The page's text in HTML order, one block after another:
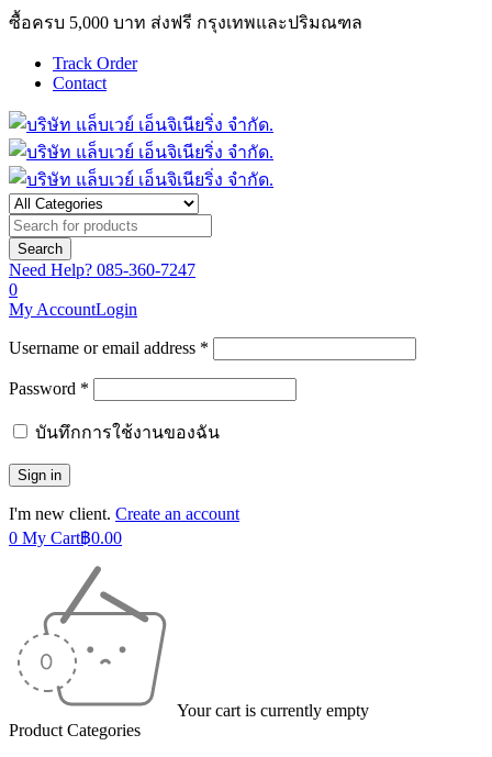
ซื้อครบ 5,000 บาท ส่งฟรี กรุงเทพและปริมณฑล
Track Order
Contact
Need Help? 085-360-7247
0
My AccountLogin
Username or email address *
Password *
บันทึกการใช้งานของฉัน
I'm new client. Create an account
0 My Cart฿0.00
Your cart is currently empty
Product Categories